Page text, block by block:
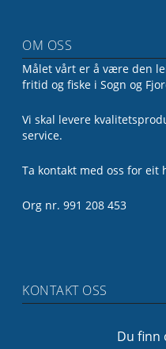
OM OSS
Målet vårt er å være den
fritid og fiske i Sogn og
Vi skal levere
service.
Ta kontakt med oss for eit
Org nr. 991 208 453
KONTAKT OSS
Du finn